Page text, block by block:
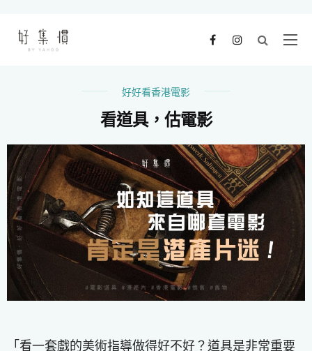
好好看香港電影
看道具，估電影
「看一套戲的美術指導做得好不好？道具是非常重要